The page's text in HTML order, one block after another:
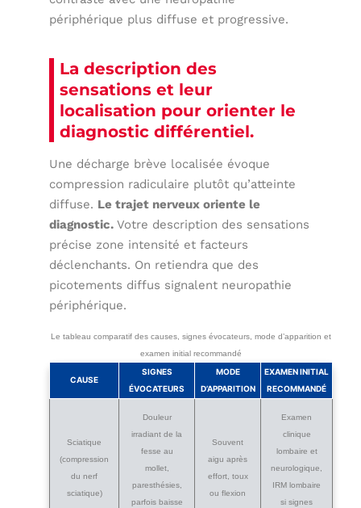
périphérique plus diffuse et progressive.
La description des
sensations et leur
localisation pour orienter le
diagnostic différentiel.
Une décharge brève localisée évoque
compression radiculaire plutôt qu’atteinte
diffuse. Le trajet nerveux oriente le
diagnostic. Votre description des sensations
précise zone intensité et facteurs
déclenchants. On retiendra que des
picotements diffus signalent neuropathie
périphérique.
Le tableau comparatif des causes, signes évocateurs, mode d’apparition et
examen initial recommandé
CAUSE
SIGNES
ÉVOCATEURS
MODE
D’APPARITION
EXAMEN INITIAL
RECOMMANDÉ
Sciatique
(compression
du nerf
sciatique)
Douleur
irradiant de la
fesse au
mollet,
paresthésies,
parfois baisse
Souvent
aigu après
effort, toux
ou flexion
Examen
clinique
lombaire et
neurologique,
IRM lombaire
si signes